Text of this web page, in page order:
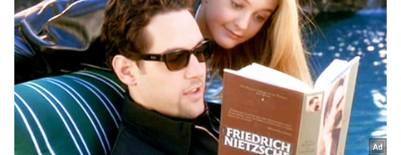
நிகழ்ச்சிகள்(Tamil TV Shows),
செலிபிரிட்டி செய்திகள் மற்றும்
சமீபத்திய அப்டேட்களுக்காக ஏஷ்யாநெட்
தமிழ் நியூஸின் பொழுதுபோக்கு பிரிவை
ஆராயுங்கள். சினிமா விமர்சனங்கள்
(Tamil Movies Review), நட்சத்திரங்களின்
நேர்காணல்கள், தொடர்களில் நடக்கும்